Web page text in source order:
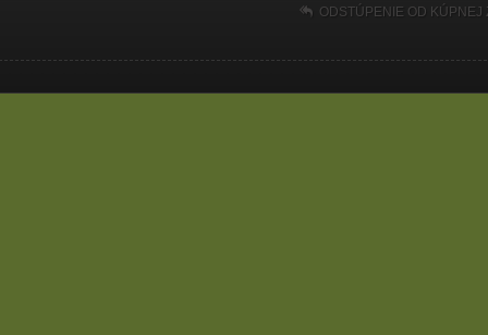
ODSTÚPENIE OD KÚPNEJ